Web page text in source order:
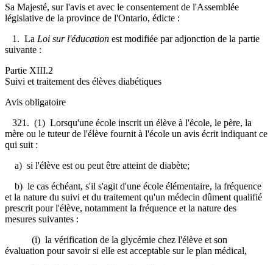
Sa Majesté, sur l'avis et avec le consentement de l'Assemblée
législative de la province de l'Ontario, édicte :
1. La Loi sur l'éducation est modifiée par adjonction de la partie
suivante :
Partie XIII.2
Suivi et traitement des élèves diabétiques
Avis obligatoire
321. (1) Lorsqu'une école inscrit un élève à l'école, le père, la
mère ou le tuteur de l'élève fournit à l'école un avis écrit indiquant ce
qui suit :
a) si l'élève est ou peut être atteint de diabète;
b) le cas échéant, s'il s'agit d'une école élémentaire, la fréquence
et la nature du suivi et du traitement qu'un médecin dûment qualifié
prescrit pour l'élève, notamment la fréquence et la nature des
mesures suivantes :
(i) la vérification de la glycémie chez l'élève et son
évaluation pour savoir si elle est acceptable sur le plan médical,